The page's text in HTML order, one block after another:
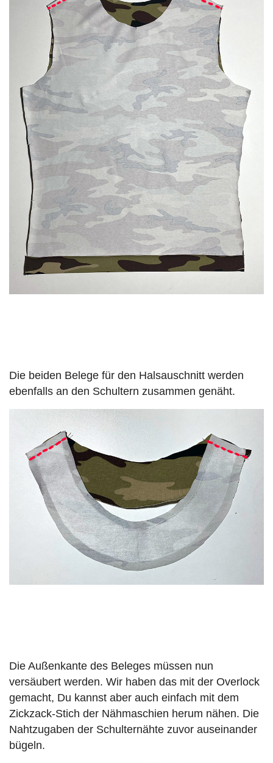
Die beiden Belege für den Halsauschnitt werden
ebenfalls an den Schultern zusammen genäht.
Die Außenkante des Beleges müssen nun
versäubert werden. Wir haben das mit der Overlock
gemacht, Du kannst aber auch einfach mit dem
Zickzack-Stich der Nähmaschien herum nähen. Die
Nahtzugaben der Schulternähte zuvor auseinander
bügeln.